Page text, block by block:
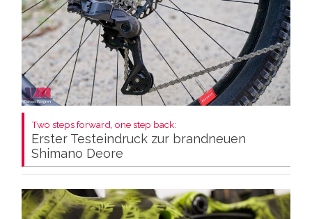
Two steps forward, one step back:
Erster Testeindruck zur brandneuen
Shimano Deore